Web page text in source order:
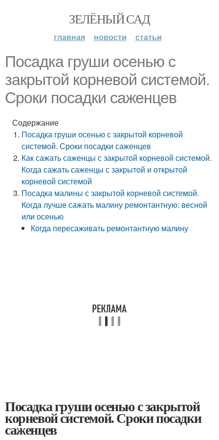
ЗЕЛЁНЫЙ САД
главная новости статьи
Посадка груши осенью с
закрытой корневой системой.
Сроки посадки саженцев
Содержание
Посадка груши осенью с закрытой корневой
системой. Сроки посадки саженцев
Как сажать саженцы с закрытой корневой системой.
Когда сажать саженцы с закрытой и открытой
корневой системой
Посадка малины с закрытой корневой системой.
Когда лучше сажать малину ремонтантную: весной
или осенью
Когда пересаживать ремонтантную малину
Посадка груши осенью с закрытой
корневой системой. Сроки посадки
саженцев